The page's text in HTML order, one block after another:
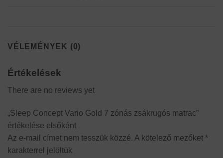
VÉLEMÉNYEK (0)
Értékelések
There are no reviews yet
„Sleep Concept Vario Gold 7 zónás zsákrugós matrac”
értékelése elsőként
Az e-mail címet nem tesszük közzé. A kötelező mezőket *
karakterrel jelöltük